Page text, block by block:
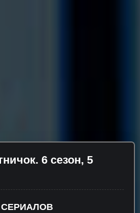
6 сезон, 5